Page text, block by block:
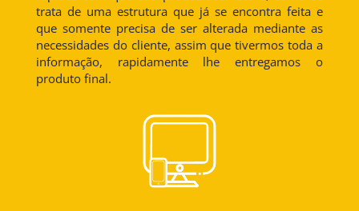
trata de uma estrutura que já se encontra feita e
que somente precisa de ser alterada mediante as
necessidades do cliente, assim que tivermos toda a
informação, rapidamente lhe entregamos o
produto final.